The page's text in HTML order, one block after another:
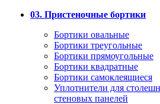
03. Пристеночные бортики
Бортики овальные
Бортики треугольные
Бортики прямоугольные
Бортики квадратные
Бортики самоклеящиеся
Уплотнители для
стеновых панелей